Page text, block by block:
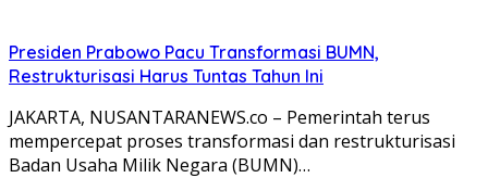
Presiden Prabowo Pacu Transformasi BUMN,
Restrukturisasi Harus Tuntas Tahun Ini
JAKARTA, NUSANTARANEWS.co – Pemerintah terus
mempercepat proses transformasi dan restrukturisasi
Badan Usaha Milik Negara (BUMN)…